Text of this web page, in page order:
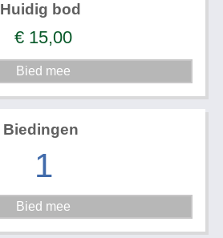
Huidig bod
€ 15,00
Biedingen
1